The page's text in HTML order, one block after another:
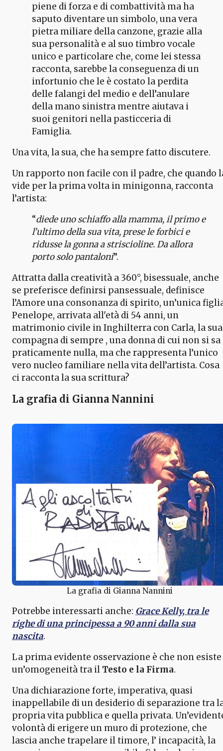
piene di forza e di combattività ma ha
saputo diventare un simbolo, una vera
pietra miliare della canzone, grazie alla
sua personalità e al suo timbro vocale
unico e particolare che, come lei stessa
racconta, sarebbe la conseguenza di un
infortunio che le è costato la perdita
delle falangi del medio e dell’anulare
della mano sinistra mentre aiutava i
suoi genitori nella pasticceria di
Famiglia.
Una vita, la sua, che ha sempre fatto discutere.
Un rapporto non facile con il padre, che quando
vide per la prima volta in minigonna, racconta
l’artista:
“diede uno schiaffo alla mamma, il primo e
l’ultimo della sua vita, prese le forbici e
ridusse la gonna a striscioline. Da allora
porto solo pantaloni”.
Attratta dalla creatività a 360°, bisessuale, anche
se preferisce definirsi pansessuale, definisce
l’Amore una consonanza di spirito, un’unica
Penelope, arrivata all'età di 54 anni, un
matrimonio civile in Inghilterra con Carla, la sua
compagna di sempre , una donna di cui non si sa
praticamente nulla, ma che rappresenta l’unico
vero nucleo familiare nella vita dell’artista. Cosa
ci racconta la sua scrittura?
La grafia di Gianna Nannini
La grafia di Gianna Nannini
Potrebbe interessarti anche: Grace Kelly, tra le
righe di una principessa a 90 anni dalla sua
nascita.
La prima evidente osservazione è che non esiste
un’omogeneità tra il Testo e la Firma.
Una dichiarazione forte, imperativa, quasi
inappellabile di un desiderio di separazione tra
propria vita pubblica e quella privata.
volontà di erigere un muro di protezione, che
lascia anche trapelare il timore, l’ incapacità, la